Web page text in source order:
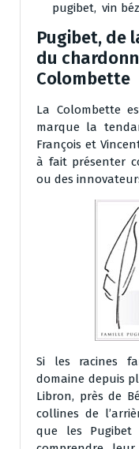
pugibet, vin
Pugibet, de
du
Colombette
La Colombette
marque la
François et
à fait présenter
ou des
Si les racines
domaine depuis
Libron, près de
collines de
que les Pugibet